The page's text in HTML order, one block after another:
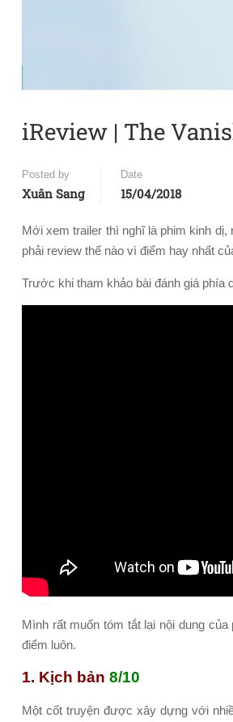
iReview | The
Posted by
Xuân Sang
Date
15/04/2018
Mới xem trailer thì nghĩ là phim kinh
phải review thế nào vì điểm hay nhất
Trước khi tham khảo bài đánh giá phía
Mình rất muốn tóm tắt lại nội dung
điểm luôn.
1. Kịch bản 8/10
Một cốt truyện được xây dựng với